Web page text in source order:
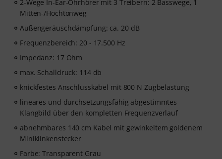
2-Wege In-Ear-Ohrhörer mit 3 Treibern: 2 Basswege, 1
Mitten-/Hochtonweg
Außengeräuschdämpfung: ca. 20 dB
Frequenzbereich: 20 - 17.500 Hz
Impedanz: 17 Ohm
max. Schalldruck: 114 db
knickfestes Anschlusskabel mit 800 N Zugbelastung
lineares und durchsetzungsfähig abgestimmtes
Klangbild über den kompletten Frequenzverlauf
abnehmbares 140 cm Kabel mit gewinkeltem goldenem
Miniklinkenstecker
Farbe: Transparent Grau